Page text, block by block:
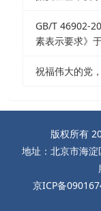
GB/T 46902-
素表示要求》
祝福伟大的党
版权所有
地址：北京市海
京ICP备